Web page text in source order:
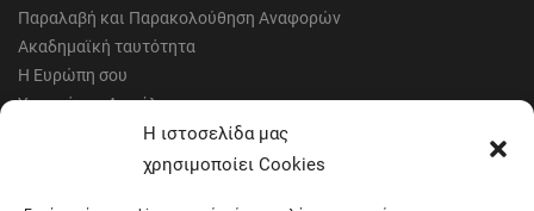
Η ιστοσελίδα μας
χρησιμοποίει Cookies
Παραλαβή και Παρακολούθηση Αναφορών
Ακαδημαϊκή ταυτότητα
Η Ευρώπη σου
Υγιεινή και Ασφάλεια
Έντυπα Οικονομικής Υπηρεσίας
Έντυπα Διοικητικών Υπηρεσιών